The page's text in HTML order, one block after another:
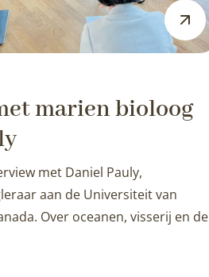
marien bioloog
met Daniel Pauly,
aan de Universiteit van
Over oceanen, visserij en de